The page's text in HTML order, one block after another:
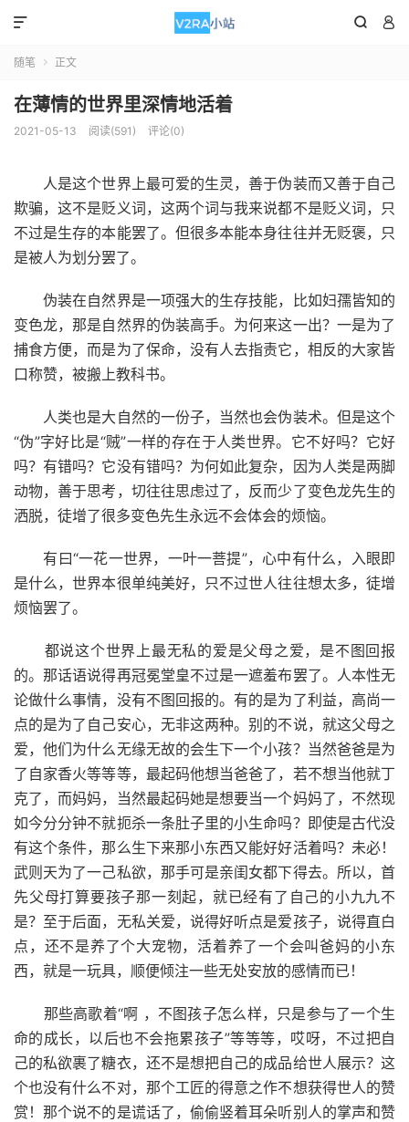
 

随笔  正文
在薄情的世界里深情地活着
2021-05-13 阅读(591) 评论(0)
人是这个世界上最可爱的生灵，善于伪装而又善于自己
欺骗，这不是贬义词，这两个词与我来说都不是贬义词，只
不过是生存的本能罢了。但很多本能本身往往并无贬褒，只
是被人为划分罢了。
伪装在自然界是一项强大的生存技能，比如妇孺皆知的
变色龙，那是自然界的伪装高手。为何来这一出？一是为了
捕食方便，而是为了保命，没有人去指责它，相反的大家皆
口称赞，被搬上教科书。
人类也是大自然的一份子，当然也会伪装术。但是这个
“伪”字好比是“贼”一样的存在于人类世界。它不好吗？它好
吗？有错吗？它没有错吗？为何如此复杂，因为人类是两脚
动物，善于思考，切往往思虑过了，反而少了变色龙先生的
洒脱，徒增了很多变色先生永远不会体会的烦恼。
有曰“一花一世界，一叶一菩提”，心中有什么，入眼即
是什么，世界本很单纯美好，只不过世人往往想太多，徒增
烦恼罢了。
都说这个世界上最无私的爱是父母之爱，是不图回报
的。那话语说得再冠冕堂皇不过是一遮羞布罢了。人本性无
论做什么事情，没有不图回报的。有的是为了利益，高尚一
点的是为了自己安心，无非这两种。别的不说，就这父母之
爱，他们为什么无缘无故的会生下一个小孩？当然爸爸是为
了自家香火等等等，最起码他想当爸爸了，若不想当他就丁
克了，而妈妈，当然最起码她是想要当一个妈妈了，不然现
如今分分钟不就扼杀一条肚子里的小生命吗？即使是古代没
有这个条件，那么生下来那小东西又能好好活着吗？未必！
武则天为了一己私欲，那手可是亲闺女都下得去。所以，首
先父母打算要孩子那一刻起，就已经有了自己的小九九不
是？至于后面，无私关爱，说得好听点是爱孩子，说得直白
点，还不是养了个大宠物，活着养了一个会叫爸妈的小东
西，就是一玩具，顺便倾注一些无处安放的感情而已！
那些高歌着“啊 ，不图孩子怎么样，只是参与了一个生
命的成长，以后也不会拖累孩子”等等等，哎呀，不过把自
己的私欲裹了糖衣，还不是想把自己的成品给世人展示？这
个也没有什么不对，那个工匠的得意之作不想获得世人的赞
赏！那个说不的是谎话了，偷偷竖着耳朵听别人的掌声和赞